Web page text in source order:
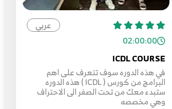
عربي
02:00:00
ICDL COURSE
في هذه الدوره سوف تتعرف على اهم
البرامج من كورس ( ICDL ) هذه الدوره
ستبدء معك من تحت الصفر الى الاحتراف
وهي مخصصه